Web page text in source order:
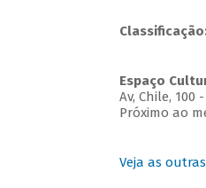
Espaço
Av, Chile, 100
Próximo ao
Veja as